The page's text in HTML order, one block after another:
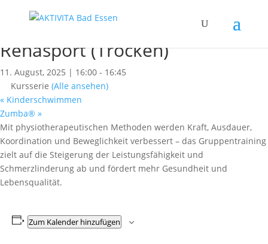
« Alle Kurse
Rehasport (Trocken)
11. August, 2025 | 16:00 - 16:45
Kursserie (Alle ansehen)
« Kinderschwimmen
Zumba® »
Mit physiotherapeutischen Methoden werden Kraft, Ausdauer,
Koordination und Beweglichkeit verbessert – das Gruppentraining
zielt auf die Steigerung der Leistungsfähigkeit und
Schmerzlinderung ab und fördert mehr Gesundheit und
Lebensqualität.
Zum Kalender hinzufügen